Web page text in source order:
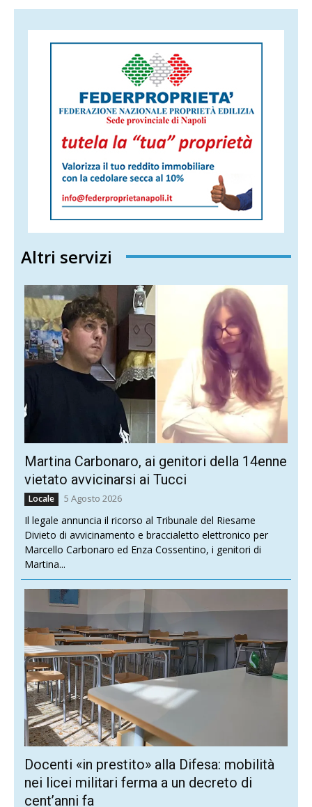
Altri servizi
Martina Carbonaro, ai genitori della 14enne
vietato avvicinarsi ai Tucci
Locale 5 Agosto 2026
Il legale annuncia il ricorso al Tribunale del Riesame
Divieto di avvicinamento e braccialetto elettronico per
Marcello Carbonaro ed Enza Cossentino, i genitori di
Martina...
Docenti «in prestito» alla Difesa: mobilità
nei licei militari ferma a un decreto di
cent’anni fa